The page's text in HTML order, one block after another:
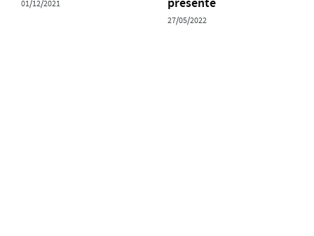
01/12/2021
27/05/2022